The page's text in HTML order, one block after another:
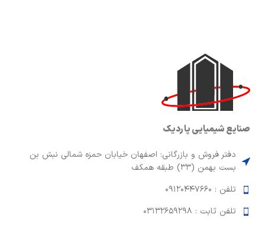
صنایع شیمیایی پاردیک
دفتر فروش و بازرگانی: اصفهان خیابان حمزه شمالی نبش بن
بست بهمن (33) طبقه همکف
تلفن : 09120447660
تلفن ثابت : 03132659298